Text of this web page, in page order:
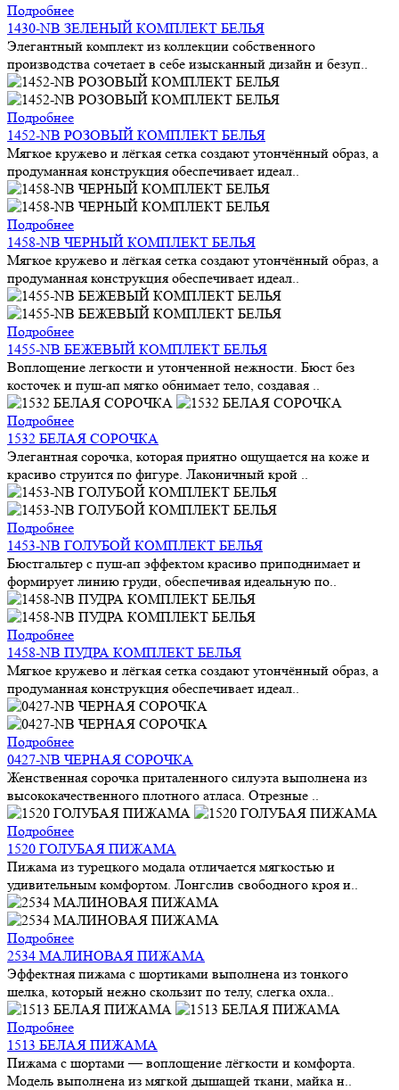
Подробнее
1430-NB ЗЕЛЕНЫЙ КОМПЛЕКТ БЕЛЬЯ
Элегантный комплект из коллекции собственного
производства сочетает в себе изысканный дизайн и безуп..
Подробнее
1452-NB РОЗОВЫЙ КОМПЛЕКТ БЕЛЬЯ
Мягкое кружево и лёгкая сетка создают утончённый образ, а
продуманная конструкция обеспечивает идеал..
Подробнее
1458-NB ЧЕРНЫЙ КОМПЛЕКТ БЕЛЬЯ
Мягкое кружево и лёгкая сетка создают утончённый образ, а
продуманная конструкция обеспечивает идеал..
Подробнее
1455-NB БЕЖЕВЫЙ КОМПЛЕКТ БЕЛЬЯ
Воплощение легкости и утонченной нежности. Бюст без
косточек и пуш-ап мягко обнимает тело, создавая ..
Подробнее
1532 БЕЛАЯ СОРОЧКА
Элегантная сорочка, которая приятно ощущается на коже и
красиво струится по фигуре. Лаконичный крой ..
Подробнее
1453-NB ГОЛУБОЙ КОМПЛЕКТ БЕЛЬЯ
Бюстгальтер с пуш-ап эффектом красиво приподнимает и
формирует линию груди, обеспечивая идеальную по..
Подробнее
1458-NB ПУДРА КОМПЛЕКТ БЕЛЬЯ
Мягкое кружево и лёгкая сетка создают утончённый образ, а
продуманная конструкция обеспечивает идеал..
Подробнее
0427-NB ЧЕРНАЯ СОРОЧКА
Женственная сорочка приталенного силуэта выполнена из
высококачественного плотного атласа. Отрезные ..
Подробнее
1520 ГОЛУБАЯ ПИЖАМА
Пижама из турецкого модала отличается мягкостью и
удивительным комфортом. Лонгслив свободного кроя и..
Подробнее
2534 МАЛИНОВАЯ ПИЖАМА
Эффектная пижама с шортиками выполнена из тонкого
шелка, который нежно скользит по телу, слегка охла..
Подробнее
1513 БЕЛАЯ ПИЖАМА
Пижама с шортами — воплощение лёгкости и комфорта.
Модель выполнена из мягкой дышащей ткани, майка н..